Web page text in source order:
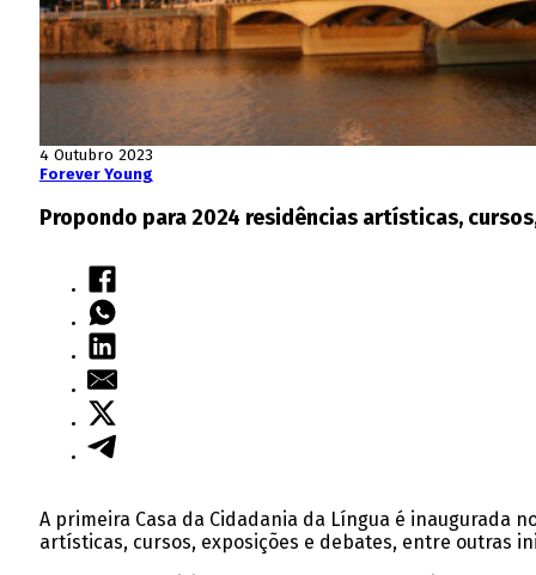
4 Outubro 2023
Forever Young
Propondo para 2024 residências artísticas,
A primeira Casa da Cidadania da Língua é inaugurada
artísticas, cursos, exposições e debates, entre outras